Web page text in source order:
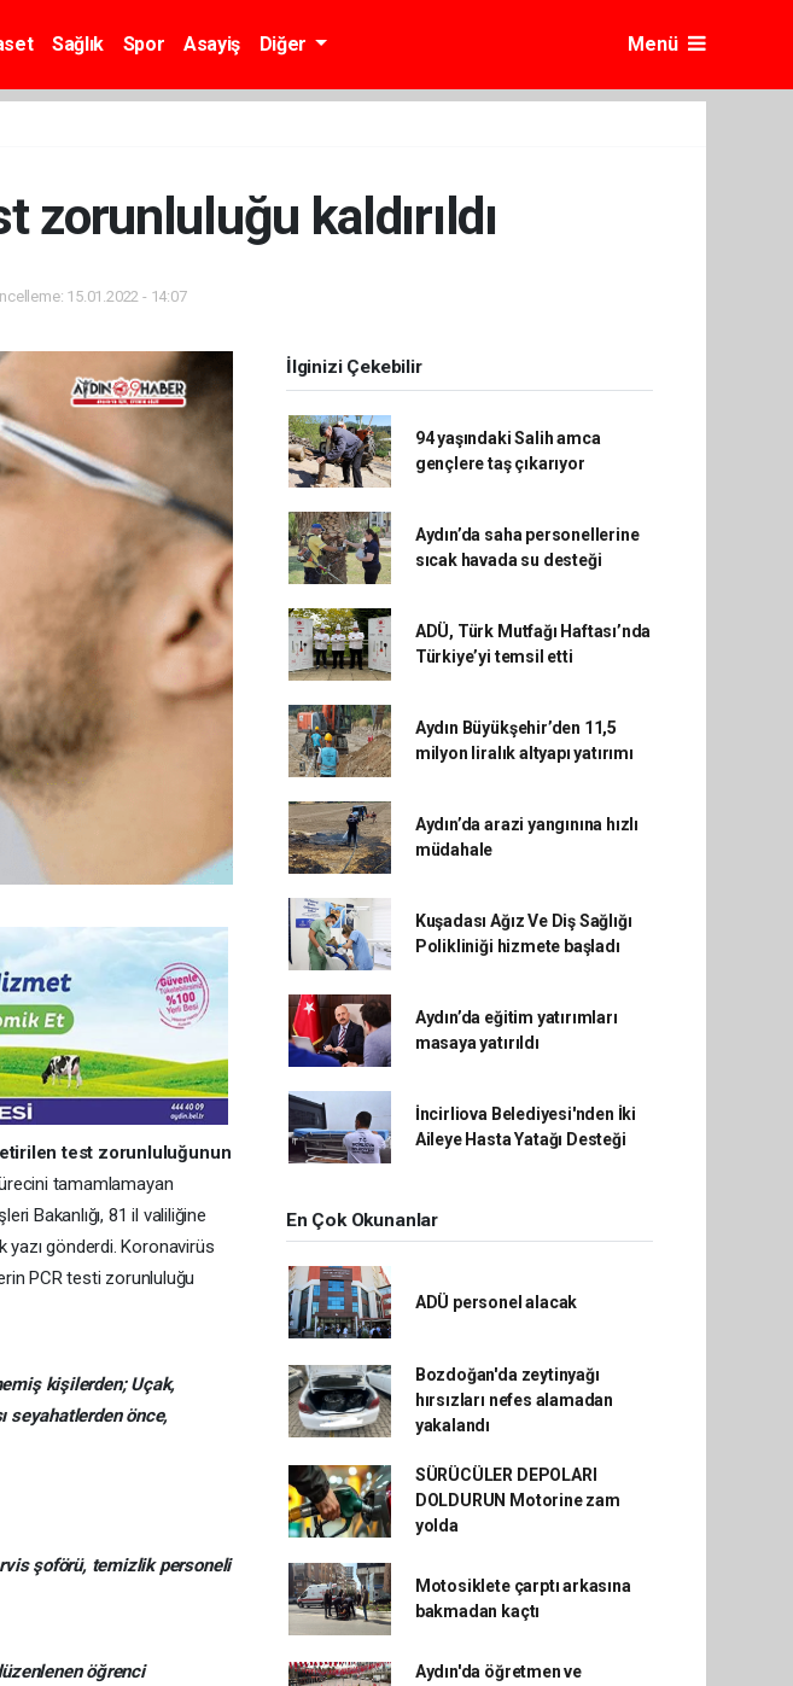
Sağlık Spor Asayiş Diğer Menü
zorunluluğu kaldırıldı
15.01.2022 - 14:07
test zorunluluğunun
tamamlamayan
Bakanlığı, 81 il valiliğine
yazı gönderdi. Koronavirüs
PCR testi zorunluluğu
kişilerden; Uçak,
seyahatlerden önce,
şoförü, temizlik personeli
öğrenci
İlginizi Çekebilir
94 yaşındaki Salih amca
gençlere taş çıkarıyor
Aydın’da saha personellerine
sıcak havada su desteği
ADÜ, Türk Mutfağı Haftası’nda
Türkiye’yi temsil etti
Aydın Büyükşehir’den 11,5
milyon liralık altyapı yatırımı
Aydın’da arazi yangınına hızlı
müdahale
Kuşadası Ağız Ve Diş Sağlığı
Polikliniği hizmete başladı
Aydın’da eğitim yatırımları
masaya yatırıldı
İncirliova Belediyesi'nden İki
Aileye Hasta Yatağı Desteği
En Çok Okunanlar
ADÜ personel alacak
Bozdoğan'da zeytinyağı
hırsızları nefes alamadan
yakalandı
SÜRÜCÜLER DEPOLARI
DOLDURUN Motorine zam
yolda
Motosiklete çarptı arkasına
bakmadan kaçtı
Aydın'da öğretmen ve